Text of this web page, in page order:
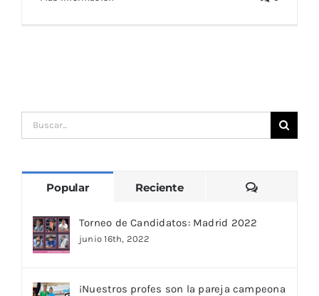
Buscar:
Popular Reciente
Torneo de Candidatos: Madrid 2022
junio 16th, 2022
¡Nuestros profes son la pareja campeona